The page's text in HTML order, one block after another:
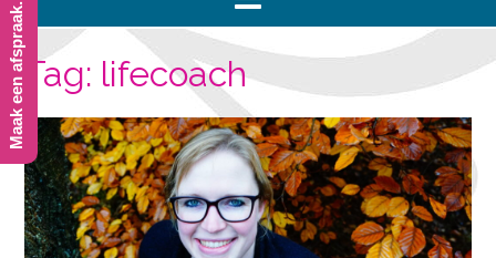
Tag: lifecoach
Maak een afspraak.